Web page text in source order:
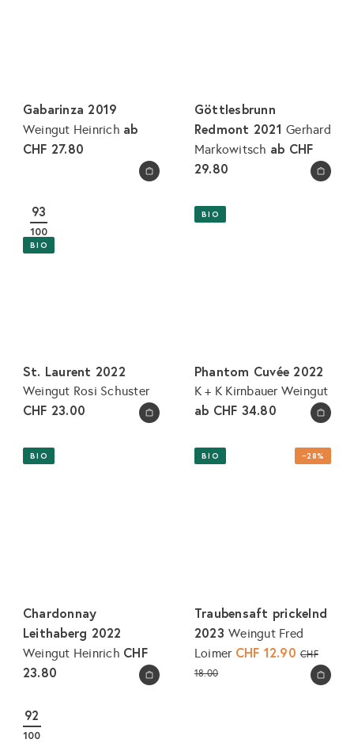
i
s
In den Warenkorb legen
Gabarinza 2019
Weingut Heinrich ab
CHF 27.80
In den Warenkorb legen
Göttlesbrunn
Redmont 2021Gerhard
Markowitsch ab CHF
29.80
In den Warenkorb legen
93
100
BIO
St. Laurent 2022
Weingut Rosi Schuster
CHF 23.00 In den Warenkorb legen
BIO
Phantom Cuvée 2022
K + K Kirnbauer Weingut
ab CHF 34.80
In den Warenkorb legen
BIO
Chardonnay
Leithaberg 2022
Weingut Heinrich CHF
23.80
In den Warenkorb legen
−28%
BIO
Traubensaft prickelnd
2023Weingut Fred
Loimer S
CHF 12.90N
CHF
18.00
92
100